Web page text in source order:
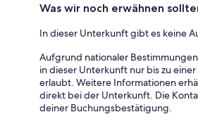
Was wir noch erwähnen
In dieser Unterkunft gibt es keine
Aufgrund nationaler
in dieser Unterkunft nur bis zu einer
erlaubt. Weitere Informationen
direkt bei der Unterkunft. Die
deiner Buchungsbestätigung.